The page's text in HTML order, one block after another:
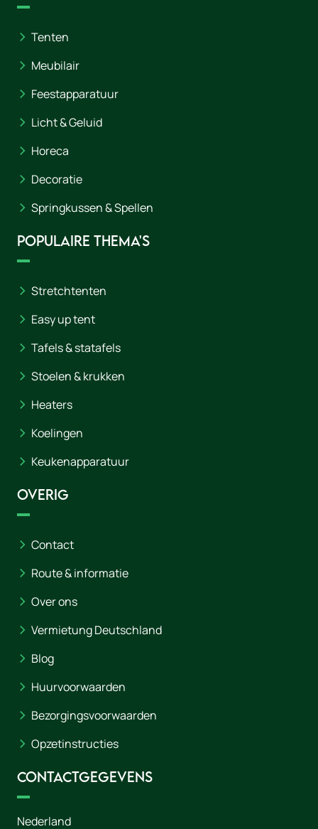
Tenten
Meubilair
Feestapparatuur
Licht & Geluid
Horeca
Decoratie
Springkussen & Spellen
Populaire thema's
Stretchtenten
Easy up tent
Tafels & statafels
Stoelen & krukken
Heaters
Koelingen
Keukenapparatuur
Overig
Contact
Route & informatie
Over ons
Vermietung Deutschland
Blog
Huurvoorwaarden
Bezorgingsvoorwaarden
Opzetinstructies
Contactgegevens
Nederland